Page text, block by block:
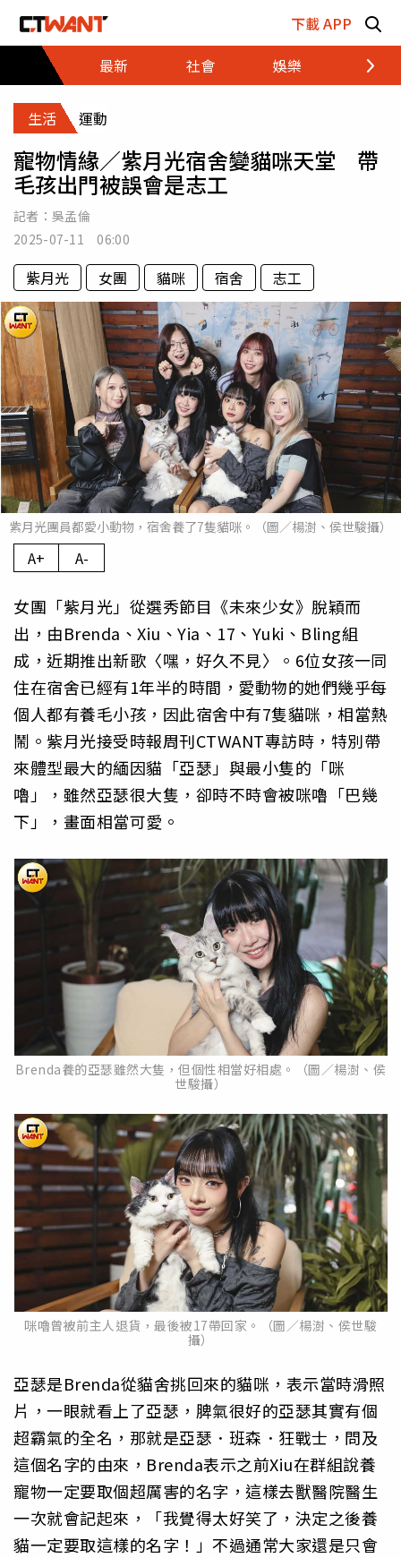
下載 APP
最新
社會 娛樂 財經
生活 運動
寵物情緣／紫月光宿舍變貓咪天堂 帶
毛孩出門被誤會是志工
記者： 吳孟倫
2025-07-11 06:00
紫月光 女團 貓咪 宿舍 志工
紫月光團員都愛小動物，宿舍養了7隻貓咪。（圖／楊澍、侯世駿攝）
A+ A-
女團「紫月光」從選秀節目《未來少女》脫穎而
出，由Brenda、Xiu、Yia、17、Yuki、Bling組
成，近期推出新歌〈嘿，好久不見〉。6位女孩一同
住在宿舍已經有1年半的時間，愛動物的她們幾乎每
個人都有養毛小孩，因此宿舍中有7隻貓咪，相當熱
鬧。紫月光接受時報周刊CTWANT專訪時，特別帶
來體型最大的緬因貓「亞瑟」與最小隻的「咪
嚕」，雖然亞瑟很大隻，卻時不時會被咪嚕「巴幾
下」，畫面相當可愛。
Brenda養的亞瑟雖然大隻，但個性相當好相處。（圖／楊澍、侯
世駿攝）
咪嚕曾被前主人退貨，最後被17帶回家。（圖／楊澍、侯世駿
攝）
亞瑟是Brenda從貓舍挑回來的貓咪，表示當時滑照
片，一眼就看上了亞瑟，脾氣很好的亞瑟其實有個
超霸氣的全名，那就是亞瑟．班森．狂戰士，問及
這個名字的由來，Brenda表示之前Xiu在群組說養
寵物一定要取個超厲害的名字，這樣去獸醫院醫生
一次就會記起來，「我覺得太好笑了，決定之後養
貓一定要取這樣的名字！」不過通常大家還是只會